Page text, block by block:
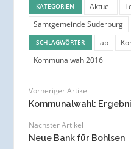
KATEGORIEN Aktuell
Samtgemeinde Suderburg
SCHLAGWÖRTER ap
Kommunalwahl2016
Vorheriger Artikel
Kommunalwahl:
Nächster Artikel
Neue Bank für Bohlsen